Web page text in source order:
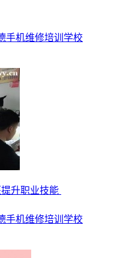
手机维修培训学校
升职业技能
手机维修培训学校